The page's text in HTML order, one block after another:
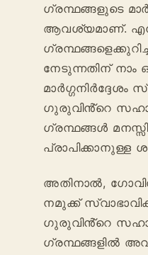
ഗ്രന്ഥങ്ങളുടെ
ആവശ്യമാണ്.
നേടുന്നതിന്
മാർഗ്ഗനിർദ്ദേശം
ഗുരുവിൻ്റെ
ഗ്രന്ഥങ്ങൾ
പ്രാപിക്കാനുള്ള
അതിനാൽ,
നമുക്ക്
ഗുരുവിൻ്റെ
ഗ്രന്ഥങ്ങളിൽ